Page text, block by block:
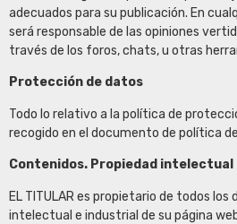
adecuados para su publicación. En
será responsable de las opiniones
través de los foros, chats, u otras
Protección de datos
Todo lo relativo a la política de
recogido en el documento de política
Contenidos. Propiedad intelectual
EL TITULAR es propietario de todos los
intelectual e industrial de su página